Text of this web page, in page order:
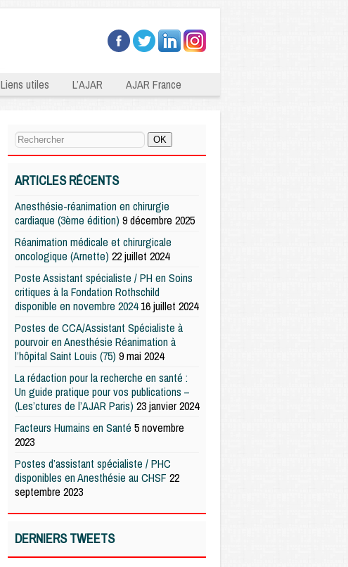
Liens utiles L’AJAR AJAR France
ARTICLES RÉCENTS
Anesthésie-réanimation en chirurgie
cardiaque (3ème édition) 9 décembre 2025
Réanimation médicale et chirurgicale
oncologique (Arnette) 22 juillet 2024
Poste Assistant spécialiste / PH en Soins
critiques à la Fondation Rothschild
disponible en novembre 2024 16 juillet 2024
Postes de CCA/Assistant Spécialiste à
pourvoir en Anesthésie Réanimation à
l’hôpital Saint Louis (75) 9 mai 2024
La rédaction pour la recherche en santé :
Un guide pratique pour vos publications –
(Les’ctures de l’AJAR Paris) 23 janvier 2024
Facteurs Humains en Santé 5 novembre
2023
Postes d’assistant spécialiste / PHC
disponibles en Anesthésie au CHSF 22
septembre 2023
DERNIERS TWEETS